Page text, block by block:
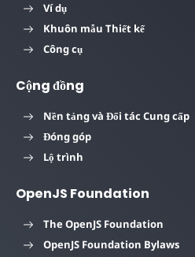
Ví dụ
Khuôn mẫu Thiết kế
Công cụ
Cộng đồng
Nền tảng và Đối tác Cung cấp
Đóng góp
Lộ trình
OpenJS Foundation
The OpenJS Foundation
OpenJS Foundation Bylaws